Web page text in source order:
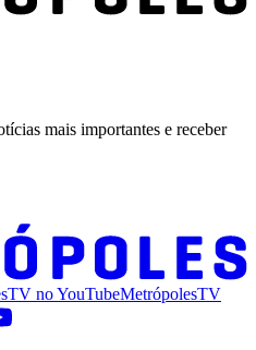
mais importantes e receber
noYouTubeMetrópolesTV